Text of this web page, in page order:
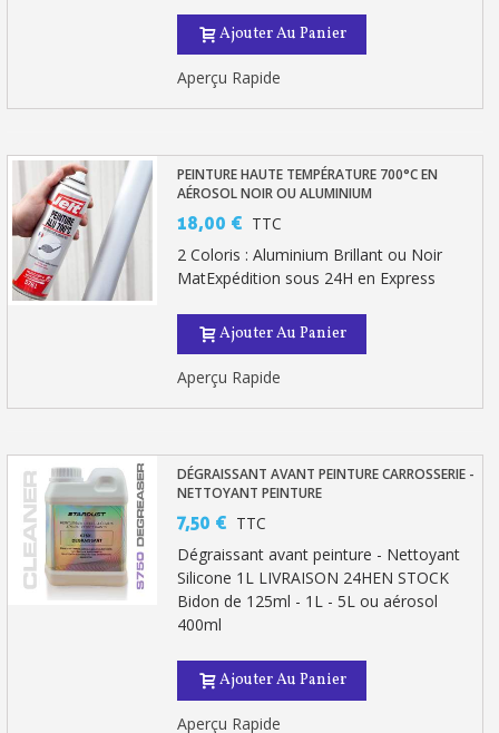
Inscription à la newsletter : 5€ de réduction
Livraison sous 24 h en France Métropolitaine
Livraison offerte en France métropolitaine pour 250€ d'achats
Paiement en 4x sans frais dès 30€ d'achats
Votre devis en ligne en moins d'1 minute
Ajouter Au Panier
Aperçu Rapide
PEINTURE HAUTE TEMPÉRATURE 700°C EN
AÉROSOL NOIR OU ALUMINIUM
18,00 € TTC
2 Coloris : Aluminium Brillant ou Noir
MatExpédition sous 24H en Express
Ajouter Au Panier
Aperçu Rapide
DÉGRAISSANT AVANT PEINTURE CARROSSERIE -
NETTOYANT PEINTURE
7,50 € TTC
Dégraissant avant peinture - Nettoyant
Silicone 1L LIVRAISON 24HEN STOCK
Bidon de 125ml - 1L - 5L ou aérosol
400ml
Ajouter Au Panier
Aperçu Rapide